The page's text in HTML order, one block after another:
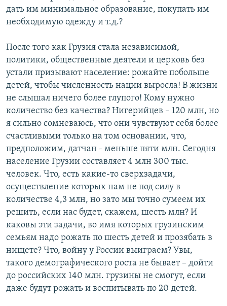
дать им минимальное образование, покупать им
необходимую одежду и т.д.?
После того как Грузия стала независимой,
политики, общественные деятели и церковь без
устали призывают население: рожайте побольше
детей, чтобы численность нации выросла! В жизни
не слышал ничего более глупого! Кому нужно
количество без качества? Нигерийцев – 120 млн, но
я сильно сомневаюсь, что они чувствуют себя более
счастливыми только на том основании, что,
предположим, датчан - меньше пяти млн. Сегодня
население Грузии составляет 4 млн 300 тыс.
человек. Что, есть какие-то сверхзадачи,
осуществление которых нам не под силу в
количестве 4,3 млн, но зато мы точно сумеем их
решить, если нас будет, скажем, шесть млн? И
каковы эти задачи, во имя которых грузинским
семьям надо рожать по шесть детей и прозябать в
нищете? Что, войну у России выиграем? Увы,
такого демографического роста не бывает – дойти
до российских 140 млн. грузины не смогут, если
даже будут рожать и воспитывать по 20 детей.